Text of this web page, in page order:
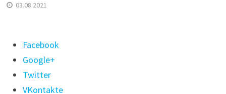
03.08.2021
Поделиться
"Иркутская
ГЭС
не
Facebook
Google+
Twitter
VKontakte